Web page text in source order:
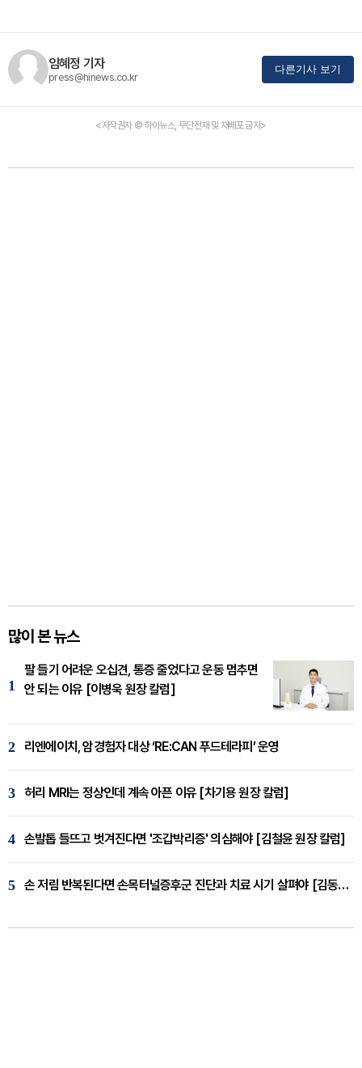
임혜정 기자
press@hinews.co.kr
다른기사 보기
<저작권자 © 하이뉴스, 무단전재 및 재배포 금지>
많이 본 뉴스
1
팔 들기 어려운 오십견, 통증 줄었다고 운동 멈추면
안 되는 이유 [이병욱 원장 칼럼]
2 리엔에이치, 암경험자 대상 ‘RE:CAN 푸드테라피’ 운영
3 허리 MRI는 정상인데 계속 아픈 이유 [차기용 원장 칼럼]
4 손발톱 들뜨고 벗겨진다면 '조갑박리증' 의심해야 [김철윤 원장 칼럼]
5 손 저림 반복된다면 손목터널증후군 진단과 치료 시기 살펴야 [김동현 원장 칼럼]